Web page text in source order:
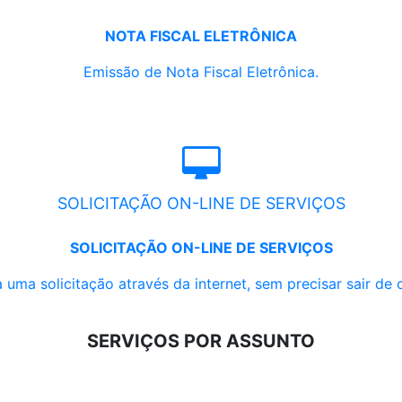
NOTA FISCAL ELETRÔNICA
Emissão de Nota Fiscal Eletrônica.
SOLICITAÇÃO ON-LINE DE SERVIÇOS
SOLICITAÇÃO ON-LINE DE SERVIÇOS
uma solicitação através da internet, sem precisar sair de
SERVIÇOS POR ASSUNTO